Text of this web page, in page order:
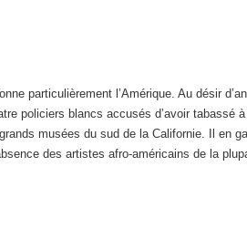
particulièrement l’Amérique. Au désir
policiers blancs accusés d’avoir tabassé
musées du sud de la Californie. Il en
des artistes afro-américains de la